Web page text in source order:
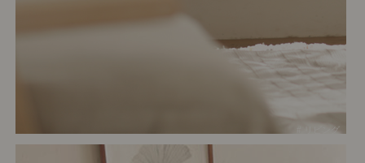
# リビング